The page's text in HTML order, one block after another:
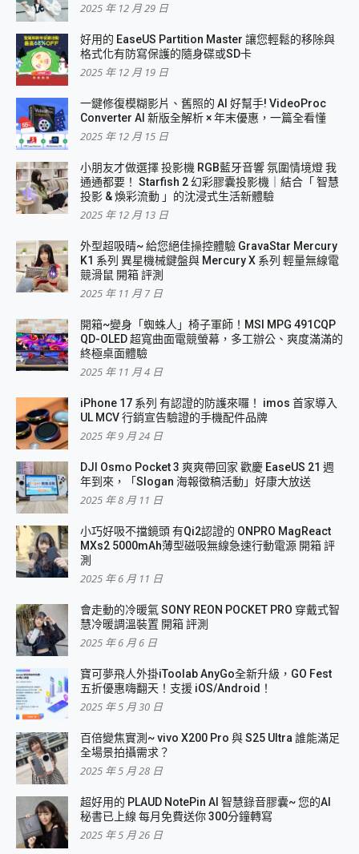
2025 年 12 月 29 日
好用的 EaseUS Partition Master 讓您輕鬆的移除與
格式化有防寫保護的隨身碟或SD卡
2025 年 12 月 19 日
一鍵修復模糊影片、舊照的 AI 好幫手! VideoProc
Converter AI 新版全解析 × 年末優惠，一篇全看懂
2025 年 12 月 15 日
小朋友才做選擇 投影機 RGB藍牙音響 氛圍情境燈 我
通通都要！ Starfish 2 幻彩膠囊投影機｜結合「 智慧
投影 & 煥彩流動 」的沈浸式生活新體驗
2025 年 12 月 13 日
外型超吸晴~ 給您絕佳操控體驗 GravaStar Mercury
K1 系列 異星機械鍵盤與 Mercury X 系列 輕量無線電
競滑鼠 開箱 評測
2025 年 11 月 7 日
開箱~變身「蜘蛛人」椅子軍師！MSI MPG 491CQP
QD-OLED 超寬曲面電競螢幕，多工辦公、爽度滿滿的
終極桌面體驗
2025 年 11 月 4 日
iPhone 17 系列 有認證的防護來囉！ imos 首家導入
UL MCV 行銷宣告驗證的手機配件品牌
2025 年 9 月 24 日
DJI Osmo Pocket 3 爽爽帶回家 歡慶 EaseUS 21 週
年到來，「Slogan 海報徵稿活動」好康大放送
2025 年 8 月 11 日
小巧好吸不擋鏡頭 有Qi2認證的 ONPRO MagReact
MXs2 5000mAh薄型磁吸無線急速行動電源 開箱 評
測
2025 年 6 月 11 日
會走動的冷暖氣 SONY REON POCKET PRO 穿戴式智
慧冷暖調溫裝置 開箱 評測
2025 年 6 月 6 日
寶可夢飛人外掛iToolab AnyGo全新升級，GO Fest
五折優惠嗨翻天！支援 iOS/Android！
2025 年 5 月 30 日
百倍變焦實測~ vivo X200 Pro 與 S25 Ultra 誰能滿足
全場景拍攝需求？
2025 年 5 月 28 日
超好用的 PLAUD NotePin AI 智慧錄音膠囊~ 您的AI
秘書已上線 每月免費送你 300分鐘轉寫
2025 年 5 月 26 日